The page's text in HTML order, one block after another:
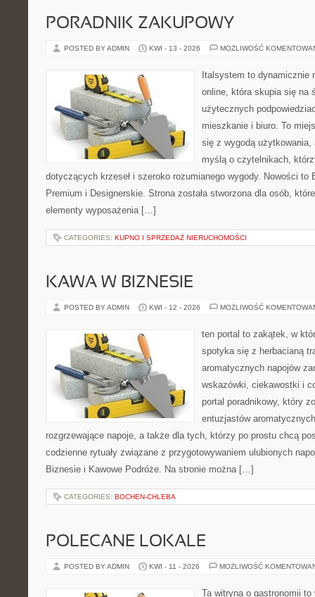
PORADNIK ZAKUPOWY
POSTED BY ADMIN KWI - 13 - 2026 MOŻLIWOŚĆ
Italsystem to dynamicznie
online, która skupia się na
użytecznych
mieszkanie i biuro. To
się z wygodą użytkowania,
myślą o czytelnikach,
dotyczących krzeseł i szeroko rozumianego wygody. Nowości to
Premium i Designerskie. Strona została stworzona dla osób,
elementy wyposażenia […]
CATEGORIES: KUPNO I SPRZEDAŻ NIERUCHOMOŚCI
KAWA W BIZNESIE
POSTED BY ADMIN KWI - 12 - 2026 MOŻLIWOŚĆ
ten portal to zakątek, w
spotyka się z herbacianą
aromatycznych napojów
wskazówki, ciekawostki i
portal poradnikowy, który
entuzjastów
rozgrzewające napoje, a także dla tych, którzy po prostu chcą
codzienne rytuały związane z przygotowywaniem ulubionych
Biznesie i Kawowe Podróże. Na stronie można […]
CATEGORIES: BOCHEN-CHLEBA
POLECANE LOKALE
POSTED BY ADMIN KWI - 11 - 2026 MOŻLIWOŚĆ
Ta witryna o gastronomii